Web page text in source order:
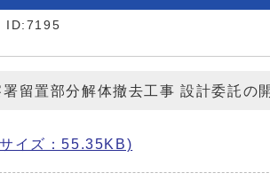
ID:7195
署留置部分解体撤去工事 設計委託の
イズ：55.35KB)